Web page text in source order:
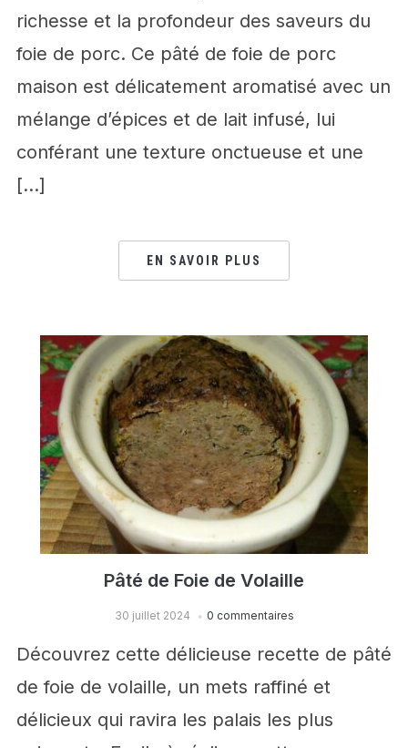
richesse et la profondeur des saveurs du
foie de porc. Ce pâté de foie de porc
maison est délicatement aromatisé avec un
mélange d’épices et de lait infusé, lui
conférant une texture onctueuse et une
[…]
EN SAVOIR PLUS
Pâté de Foie de Volaille
30 juillet 2024 0 commentaires
Découvrez cette délicieuse recette de pâté
de foie de volaille, un mets raffiné et
délicieux qui ravira les palais les plus